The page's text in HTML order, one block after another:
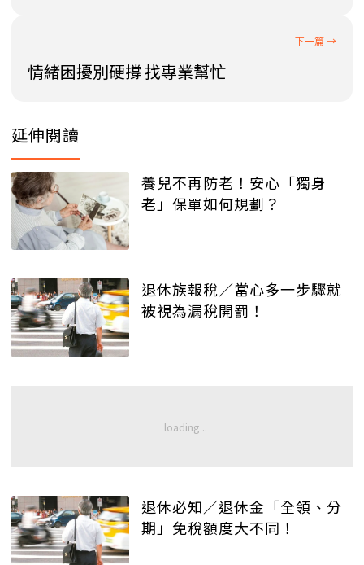
情緒困擾別硬撐 找專業幫忙
延伸閱讀
養兒不再防老！安心「獨身
老」保單如何規劃？
退休族報稅／當心多一步驟就
被視為漏稅開罰！
退休必知／退休金「全領、分
期」免稅額度大不同！